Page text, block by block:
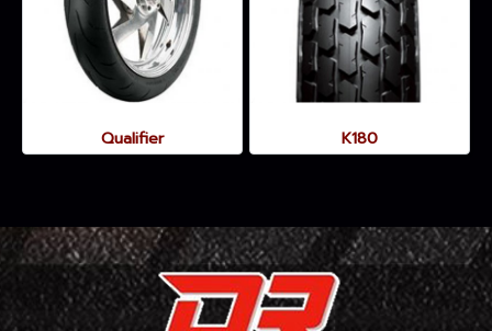
Qualifier K180